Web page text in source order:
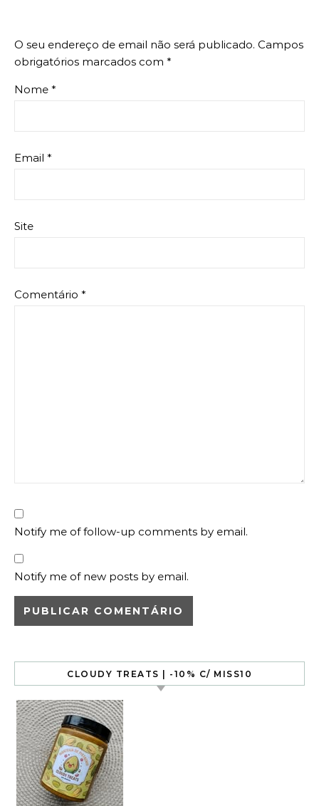
O seu endereço de email não será publicado. Campos
obrigatórios marcados com *
Nome *
Email *
Site
Comentário *
Notify me of follow-up comments by email.
Notify me of new posts by email.
CLOUDY TREATS | -10% C/ MISS10